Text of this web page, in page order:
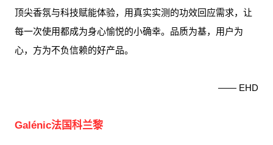
顶尖香氛与科技赋能体验，用真实实测的功效回应需求，让
每一次使用都成为身心愉悦的小确幸。品质为基，用户为
心，方为不负信赖的好产品。
—— EHD
Galénic法国科兰黎